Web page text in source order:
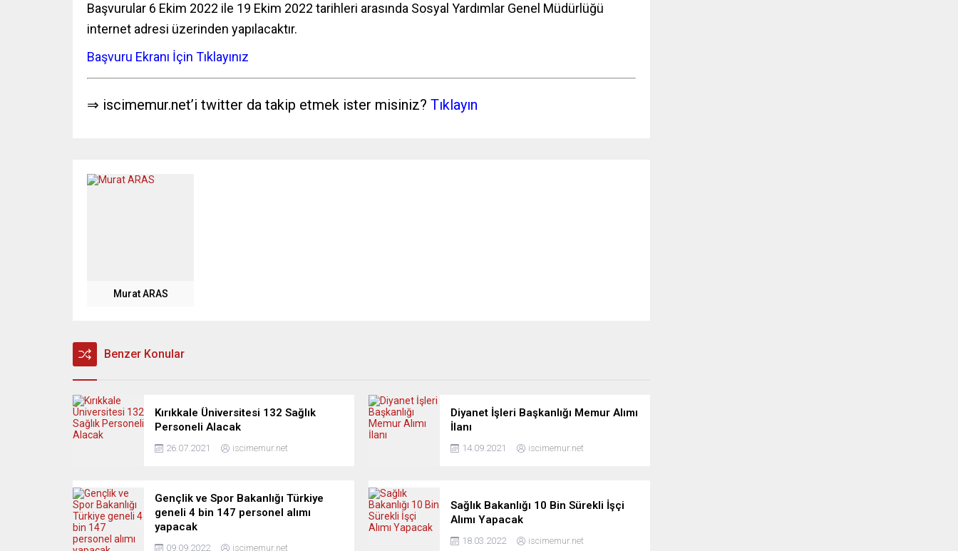
Başvurular 6 Ekim 2022 ile 19 Ekim 2022 tarihleri arasında Sosyal Yardımlar Genel Müdürlüğü
internet adresi üzerinden yapılacaktır.
Başvuru Ekranı İçin Tıklayınız
⇒ iscimemur.net’i twitter da takip etmek ister misiniz? Tıklayın
Murat ARAS
Benzer Konular
Kırıkkale Üniversitesi 132 Sağlık
Personeli Alacak
26.07.2021 iscimemur.net
Diyanet İşleri Başkanlığı Memur Alımı
İlanı
14.09.2021 iscimemur.net
Gençlik ve Spor Bakanlığı Türkiye
geneli 4 bin 147 personel alımı
yapacak
09.09.2022 iscimemur.net
Sağlık Bakanlığı 10 Bin Sürekli İşçi
Alımı Yapacak
18.03.2022 iscimemur.net